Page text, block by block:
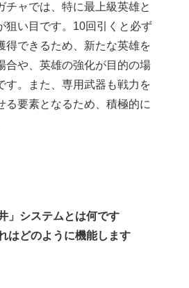
チャでは、特に最上級英雄と
狙い目です。10回引くと必ず
得できるため、新たな英雄を
合や、英雄の強化が目的の場
す。また、専用武器も戦力を
る要素となるため、積極的に
」システムとは何です
はどのように機能します